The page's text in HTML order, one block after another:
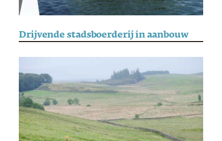
Drijvende stadsboerderij in aanbouw